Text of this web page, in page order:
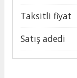
Taksitli fiyat
Satış adedi